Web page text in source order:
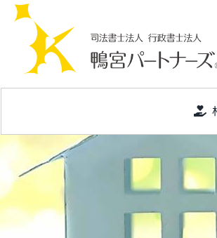
t
o
e
n